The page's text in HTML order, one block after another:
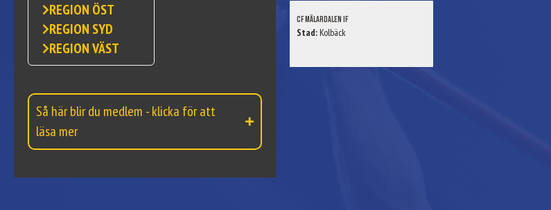
REGION ÖST
REGION SYD
REGION VÄST
Så här blir du medlem - klicka för att
läsa mer
CF Mälardalen IF
Stad: Kolbäck